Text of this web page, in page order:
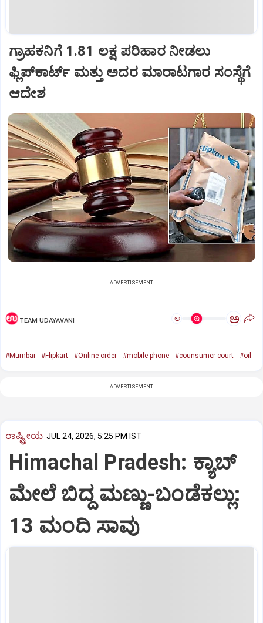
ಗ್ರಾಹಕನಿಗೆ 1.81 ಲಕ್ಷ ಪರಿಹಾರ ನೀಡಲು
ಫ್ಲಿಪ್‌ಕಾರ್ಟ್ ಮತ್ತು ಅದರ ಮಾರಾಟಗಾರ ಸಂಸ್ಥೆಗೆ
ಆದೇಶ
ADVERTISEMENT
TEAM UDAYAVANI ಅ ಅ
#Mumbai #Flipkart #Online order #mobile phone #counsumer court #oil
ADVERTISEMENT
ರಾಷ್ಟ್ರೀಯ JUL 24, 2026, 5:25 PM IST
Himachal Pradesh: ಕ್ಯಾಬ್‌
ಮೇಲೆ ಬಿದ್ದ ಮಣ್ಣು-ಬಂಡೆಕಲ್ಲು:
13 ಮಂದಿ ಸಾವು